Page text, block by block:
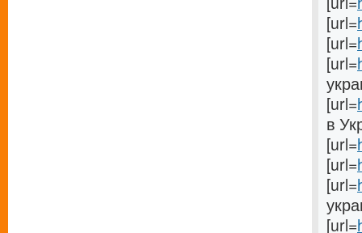
[url=
[url=
[url=
[url=
в
[url=
[url=
[url=
[url=